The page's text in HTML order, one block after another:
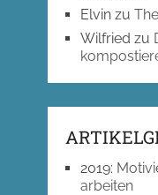
Elvinzu
Wilfried zu
2019:
arbeiten